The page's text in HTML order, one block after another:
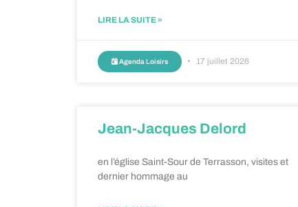
LIRE LA SUITE »
Agenda Loisirs 17 juillet 2026
Jean-Jacques Delord
en l’église Saint-Sour de Terrasson, visites et
dernier hommage au